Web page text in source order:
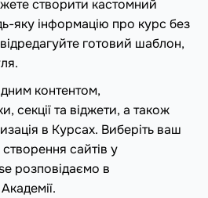
створити кастомний
яку інформацію про курс без
готовий шаблон,
контентом,
секції та віджети, а також
в Курсах. Виберіть ваш
сайтів у
розповідаємо в